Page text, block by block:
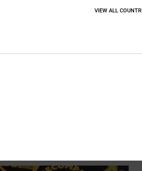
VIEW ALL